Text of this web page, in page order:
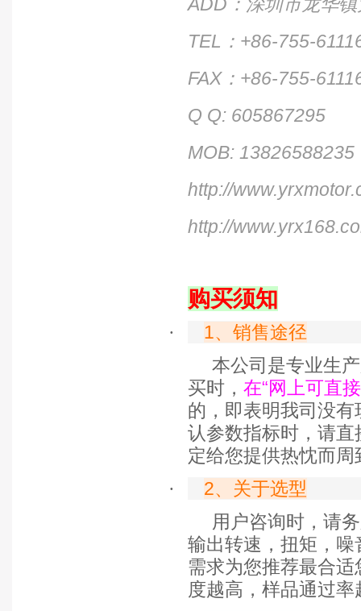
TEL ： +86-755-
FAX： +86-755-
Q Q: 605867295
MOB: 13826588235
http://
http://
购买须知
· 1、销售途径
本公司是专业生
买时， 在“网上可直
的，即表明我司没
认参数指标时，请
定给您提供热忱而周
·
2、关于选型
用户咨询时，请
输出转速，扭矩，
需求为您推荐最合
度越高，样品通过率